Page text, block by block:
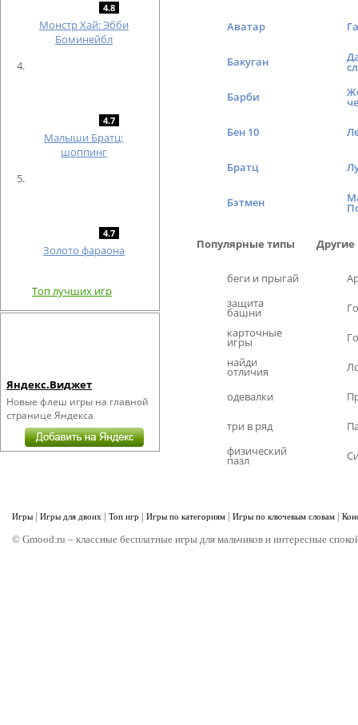
4.8
Монстр Хай: Эбби
Боминейбл
4.7
Малыши Братц:
шоппинг
4.7
Золото фараона
Топ лучших игр
Яндекс.Виджет
Новые флеш игры на главной
странице Яндекса
Аватар
Бакуган
Барби
Бен 10
Братц
Бэтмен
Популярные типы
беги и прыгай
защита
башни
карточные
игры
найди
отличия
одевалки
три в ряд
физический
пазл
Игры | Игры для двоих | Топ игр | Игры по категориям | Игры по ключевым словам |
© Gmood.ru – классные бесплатные игры для мальчиков и интересные